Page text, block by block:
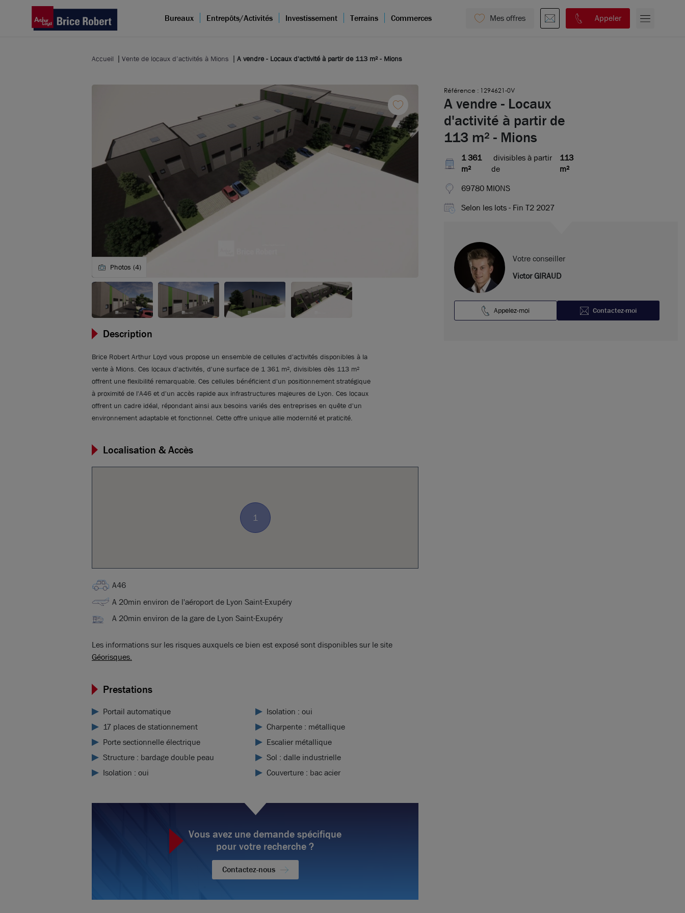
Bureaux Entrepôts/Activités Investissement Terrains Commerces Mes offres Appeler
Accueil Vente de locaux d’activités à Mions A vendre - Locaux d'activité à partir de 113 m² - Mions
Référence : 1294621-0V
A vendre - Locaux
d'activité à partir de
113 m² - Mions
1 361
m²
divisibles à partir
de
113
m²
69780 MIONS
Selon les lots - Fin T2 2027
Votre conseiller
Victor GIRAUD
Appelez-moi Contactez-moi
Photos (4)
Description
Brice Robert Arthur Loyd vous propose un ensemble de cellules d'activités disponibles à la
vente à Mions. Ces locaux d'activités, d'une surface de 1 361 m², divisibles dès 113 m²
offrent une flexibilité remarquable. Ces cellules bénéficient d'un positionnement stratégique
à proximité de l'A46 et d'un accès rapide aux infrastructures majeures de Lyon. Ces locaux
offrent un cadre idéal, répondant ainsi aux besoins variés des entreprises en quête d'un
environnement adaptable et fonctionnel. Cette offre unique allie modernité et praticité.
Localisation & Accès
1
A46
A 20min environ de l'aéroport de Lyon Saint-Exupéry
A 20min environ de la gare de Lyon Saint-Exupéry
Les informations sur les risques auxquels ce bien est exposé sont disponibles sur le site
Géorisques.
Prestations
Portail automatique
17 places de stationnement
Porte sectionnelle électrique
Structure : bardage double peau
Isolation : oui
Isolation : oui
Charpente : métallique
Escalier métallique
Sol : dalle industrielle
Couverture : bac acier
Vous avez une demande spécifique
pour votre recherche ?
Contactez-nous